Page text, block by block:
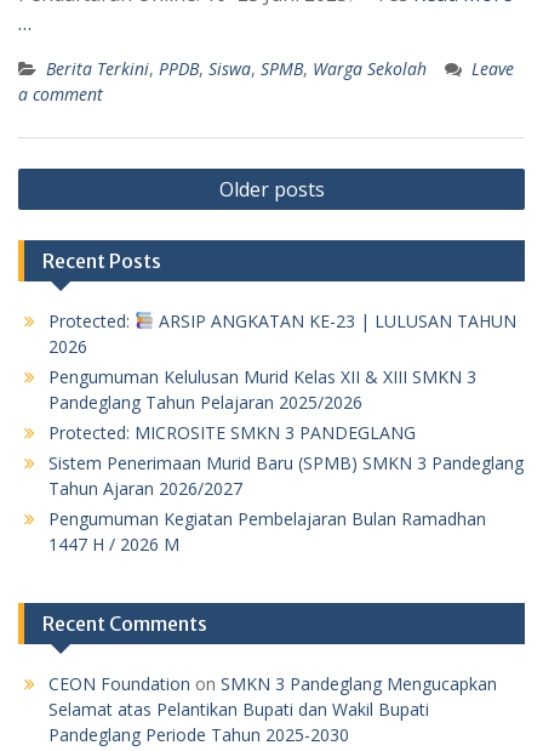
…
Berita Terkini, PPDB, Siswa, SPMB, Warga Sekolah
Leave
a comment
Posts
navigation
Older posts
Recent Posts
Protected:
ARSIP ANGKATAN KE-23 | LULUSAN TAHUN
2026
Pengumuman Kelulusan Murid Kelas XII & XIII SMKN 3
Pandeglang Tahun Pelajaran 2025/2026
Protected: MICROSITE SMKN 3 PANDEGLANG
Sistem Penerimaan Murid Baru (SPMB) SMKN 3 Pandeglang
Tahun Ajaran 2026/2027
Pengumuman Kegiatan Pembelajaran Bulan Ramadhan
1447 H / 2026 M
Recent Comments
CEON Foundation on SMKN 3 Pandeglang Mengucapkan
Selamat atas Pelantikan Bupati dan Wakil Bupati
Pandeglang Periode Tahun 2025-2030